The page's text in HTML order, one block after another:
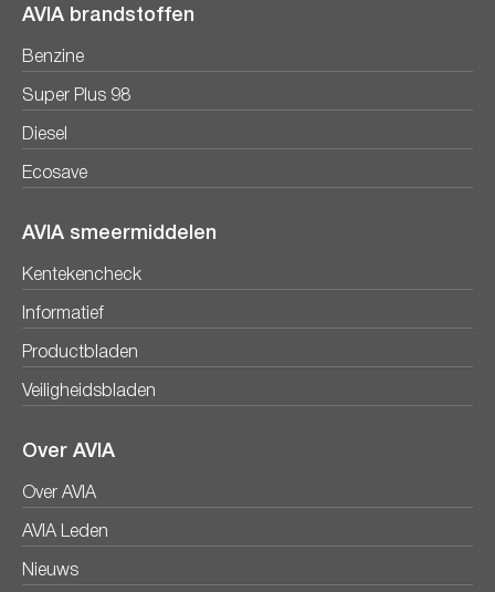
AVIA brandstoffen
Benzine
Super Plus 98
Diesel
Ecosave
AVIA smeermiddelen
Kentekencheck
Informatief
Productbladen
Veiligheidsbladen
Over AVIA
Over AVIA
AVIA Leden
Nieuws